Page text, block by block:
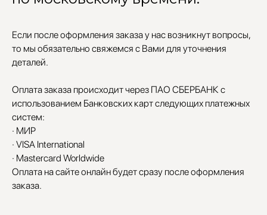
Если после оформления заказа у нас возникнут вопросы,
то мы обязательно свяжемся с Вами для уточнения
деталей.
Оплата заказа происходит через ПАО СБЕРБАНК с
использованием Банковских карт следующих платежных
систем:
· МИР
· VISA International
· Mastercard Worldwide
Оплата на сайте онлайн будет сразу после оформления
заказа.